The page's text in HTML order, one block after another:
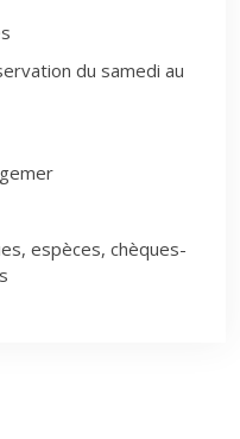
du samedi au
espèces, chèques-